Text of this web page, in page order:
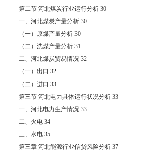
第二节 河北煤炭行业运行分析 30
一、河北煤炭产量分析 30
（一）原煤产量分析 30
（二）洗煤产量分析 31
二、河北煤炭贸易情况 32
（一）出口 32
（二）进口 33
第三节 河北电力具体运行状况分析 33
一、河北电力生产情况 33
二、火电 34
三、水电 35
第三章 河北能源行业信贷风险分析 37